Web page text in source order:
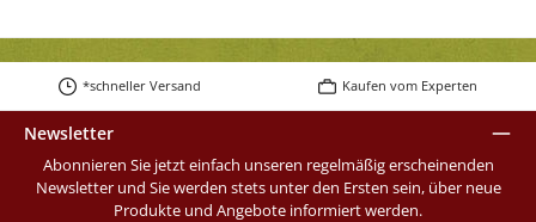
*schneller Versand Kaufen vom Experten
Newsletter
Abonnieren Sie jetzt einfach unseren regelmäßig erscheinenden
Newsletter und Sie werden stets unter den Ersten sein, über neue
Produkte und Angebote informiert werden.